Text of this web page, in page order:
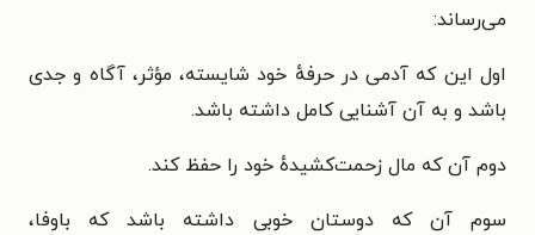
می‌رساند:
اول این که آدمی در حرفهٔ خود شایسته، مؤثر، آگاه و جدی
باشد و به آن آشنایی کامل داشته باشد.
دوم آن که مال زحمت‌کشیدهٔ خود را حفظ کند.
سوم آن که دوستان خوبی داشته باشد که باوفا،